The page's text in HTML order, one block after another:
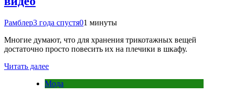
Рамблер3 года спустя01 минуты
Многие думают, что для хранения трикотажных вещей
достаточно просто повесить их на плечики в шкафу.
Читать далее
Мода